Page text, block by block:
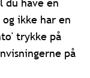
du have en
ikke har en
trykke på
på